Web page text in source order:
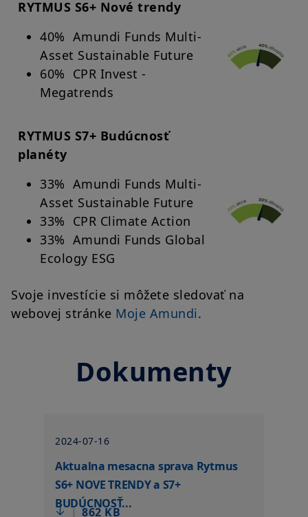
slovenskými právnymi predpismi a podmienkami prístupu k
upozornení
. Vstupom na naše webové stránky potvrdzujete, že
ste sa s týmito podmienkami prístupu zoznámili a že s nimi
súhlasíte.
RYTMUS S6+ Nové trendy
40% Amundi Funds Multi-
Asset Sustainable Future
60% CPR Invest -
Megatrends
RYTMUS S7+ Budúcnosť
planéty
33% Amundi Funds Multi-
Asset Sustainable Future
33% CPR Climate Action
33% Amundi Funds Global
Ecology ESG
Svoje investície si môžete sledovať na
webovej stránke Moje Amundi.
Dokumenty
2024-07-16
Aktualna mesacna sprava Rytmus
S6+ NOVE TRENDY a S7+
BUDÚCNOSŤ...
| 862 KB